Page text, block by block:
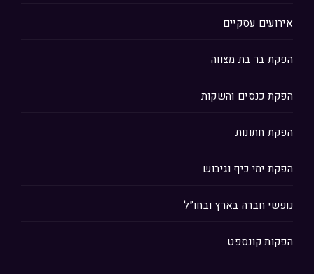
אירועים עסקיים
הפקת בר בת מצווה
הפקת כנסים והשקות
הפקת חתונות
הפקת ימי כיף וגיבוש
נופשי חברה בארץ ובחו”ל
הפקות קונספט